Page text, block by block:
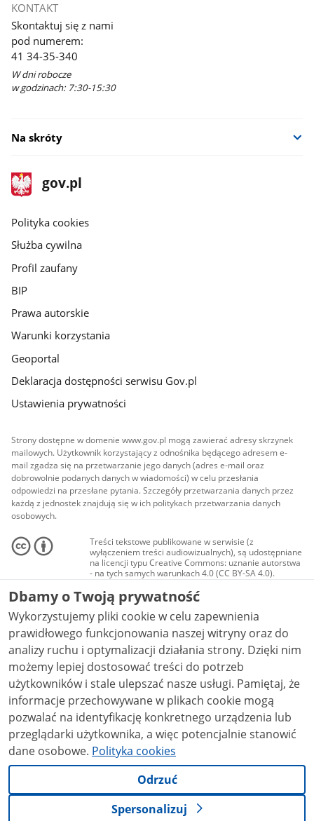
KONTAKT
Skontaktuj się z nami
pod numerem:
41 34-35-340
W dni robocze
w godzinach: 7:30-15:30
Na skróty
stopka
gov.pl
Strona
gov.pl
gov.pl
Polityka cookies
Służba cywilna
Profil zaufany
BIP
Prawa autorskie
Warunki korzystania
Geoportal
Deklaracja dostępności serwisu Gov.pl
Ustawienia prywatności
Strony dostępne w domenie www.gov.pl mogą zawierać adresy skrzynek
mailowych. Użytkownik korzystający z odnośnika będącego adresem e-
mail zgadza się na przetwarzanie jego danych (adres e-mail oraz
dobrowolnie podanych danych w wiadomości) w celu przesłania
odpowiedzi na przesłane pytania. Szczegóły przetwarzania danych przez
każdą z jednostek znajdują się w ich politykach przetwarzania danych
osobowych.
Treści tekstowe publikowane w serwisie (z
wyłączeniem treści audiowizualnych), są udostępniane
na licencji typu Creative Commons: uznanie autorstwa
- na tych samych warunkach 4.0 (CC BY-SA 4.0).
Materiały audiowizualne, w tym zdjęcia, materiały
audio i wideo, są udostępniane na licencji typu
Creative Commons: uznanie autorstwa użycie
niekomercyjne - bez utworów zależnych 4.0 (CC BY-
NC-ND 4.0), o ile nie jest to stwierdzone inaczej.
Dbamy o Twoją prywatność
Wykorzystujemy pliki cookie w celu zapewnienia
prawidłowego funkcjonowania naszej witryny oraz do
analizy ruchu i optymalizacji działania strony. Dzięki nim
możemy lepiej dostosować treści do potrzeb
użytkowników i stale ulepszać nasze usługi. Pamiętaj, że
informacje przechowywane w plikach cookie mogą
pozwalać na identyfikację konkretnego urządzenia lub
przeglądarki użytkownika, a więc potencjalnie stanowić
dane osobowe. Polityka cookies
Odrzuć
Spersonalizuj